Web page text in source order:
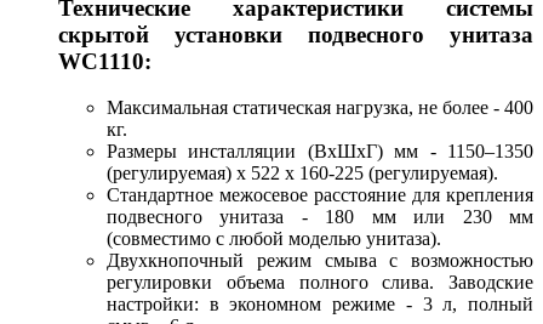
Технические характеристики системы
скрытой установки подвесного унитаза
WC1110:
Максимальная статическая нагрузка, не более - 400
кг.
Размеры инсталляции (ВхШхГ) мм - 1150–1350
(регулируемая) х 522 х 160-225 (регулируемая).
Стандартное межосевое расстояние для крепления
подвесного унитаза - 180 мм или 230 мм
(совместимо с любой моделью унитаза).
Двухкнопочный режим смыва с возможностью
регулировки объема полного слива. Заводские
настройки: в экономном режиме - 3 л, полный